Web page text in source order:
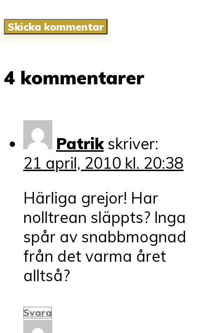
4 kommentarer
Patrik skriver:
21 april, 2010 kl. 20:38
Härliga grejor! Har
nolltrean släppts? Inga
spår av snabbmognad
från det varma året
alltså?
Svara